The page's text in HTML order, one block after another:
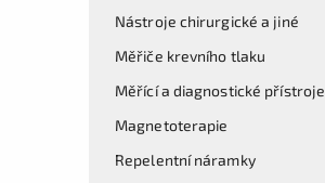
Nástroje chirurgické a jiné
Měřiče krevního tlaku
Měřící a diagnostické přístroje
Magnetoterapie
Repelentní náramky